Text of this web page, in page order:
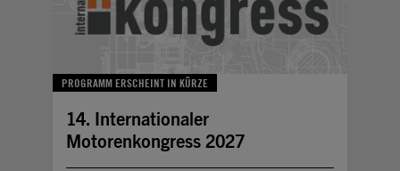
PROGRAMM ERSCHEINT IN KÜRZE
14. Internationaler
Motorenkongress 2027